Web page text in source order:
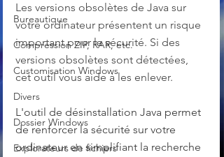
Bureautique
Compression ZIP, RAR, etc.
Customisation Windows
Divers
Dossier Windows
Explorateurs de fichiers
Les versions obsolètes de Java sur
votre ordinateur présentent un risque
important pour la sécurité. Si des
versions obsolètes sont détectées,
cet outil vous aide à les enlever.
L'outil de désinstallation Java permet
de renforcer la sécurité sur votre
ordinateur en simplifiant la recherche